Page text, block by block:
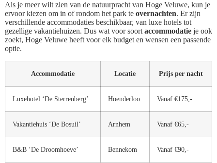
Als je meer wilt zien van de natuurpracht van Hoge Veluwe, kun je
ervoor kiezen om in of rondom het park te overnachten. Er zijn
verschillende accommodaties beschikbaar, van luxe hotels tot
gezellige vakantiehuizen. Dus wat voor soort accommodatie je ook
zoekt, Hoge Veluwe heeft voor elk budget en wensen een passende
optie.
Accommodatie Locatie Prijs per nacht
Luxehotel ‘De Sterrenberg’ Hoenderloo Vanaf €175,-
Vakantiehuis ‘De Bosuil’ Arnhem Vanaf €65,-
B&B ‘De Droomhoeve’ Bennekom Vanaf €90,-